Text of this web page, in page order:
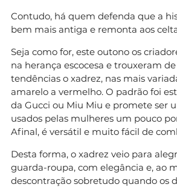
Contudo, há quem defenda que a
bem mais antiga e remonta aos
Seja como for, este outono os
na herança escocesa e trouxeram
tendências o xadrez, nas mais
amarelo a vermelho. O padrão foi
da Gucci ou Miu Miu e promete ser
usados pelas mulheres um pouco
Afinal, é versátil e muito fácil de
Desta forma, o xadrez veio para
guarda-roupa, com elegância e, ao
descontração sobretudo quando os